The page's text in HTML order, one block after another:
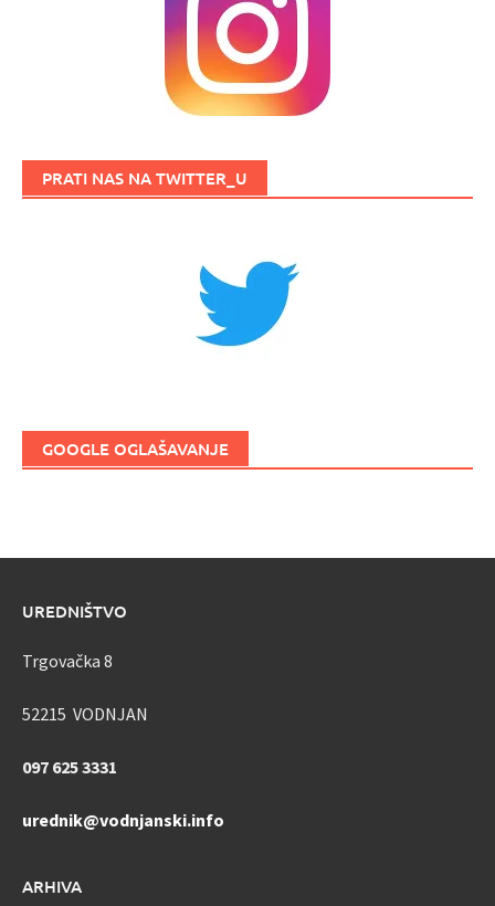
PRATI NAS NA TWITTER_U
GOOGLE OGLAŠAVANJE
UREDNIŠTVO
Trgovačka 8
52215 VODNJAN
097 625 3331
urednik@vodnjanski.info
ARHIVA